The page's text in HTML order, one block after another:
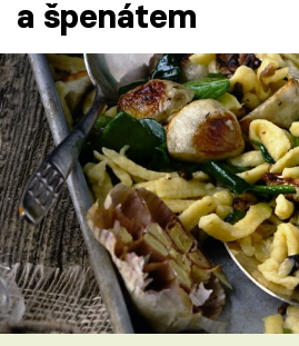
Témata
Recepty
Články
TV Program
Škola vaření
Recepty z TV
a špenátem